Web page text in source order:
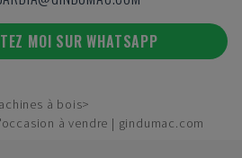
MOI SUR WHATSAPP
à bois
à vendre | gindumac.com